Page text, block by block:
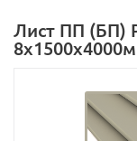
Лист ПП (БП)